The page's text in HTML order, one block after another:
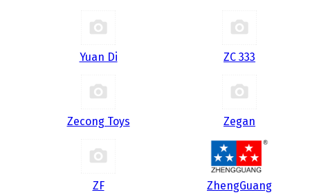
Yuan Di ZC 333
Zecong Toys Zegan
ZF ZhengGuang